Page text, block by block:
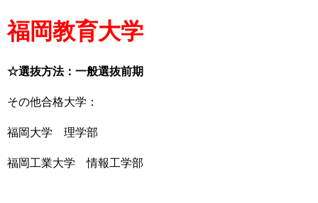
福岡教育大学
☆選抜方法：一般選抜前期
その他合格大学：
福岡大学 理学部
福岡工業大学 情報工学部